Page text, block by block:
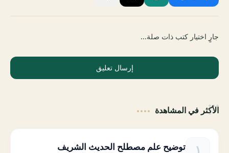
جارٍ اختيار كتب ذات صلة...
إرسال تعليق
الأكثر في المشاهدة
توضيح علم مصطلح الحديث الشريف